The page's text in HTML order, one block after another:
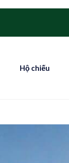
Hộ chiếu